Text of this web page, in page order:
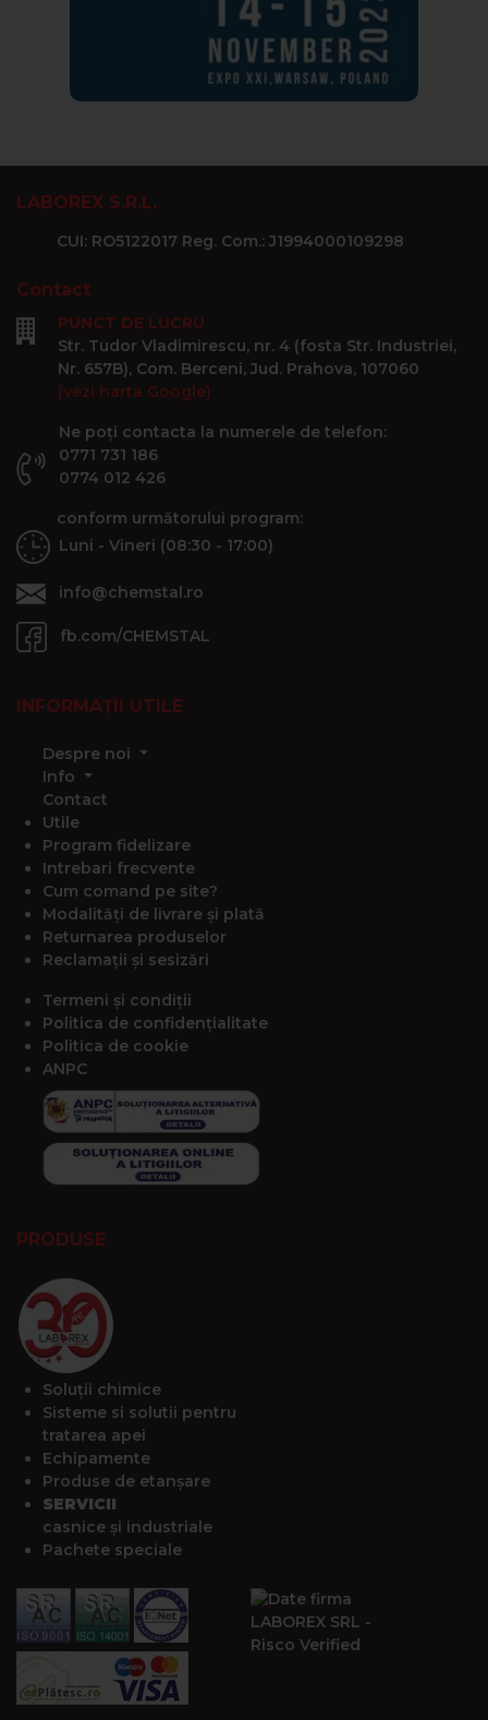
LABOREX S.R.L.
CUI: RO5122017 Reg. Com.: J1994000109298
Contact
PUNCT DE LUCRU
Str. Tudor Vladimirescu, nr. 4 (fosta Str. Industriei,
Nr. 657B), Com. Berceni, Jud. Prahova, 107060
(vezi harta Google)
Ne poți contacta la numerele de telefon:
0771 731 186
0774 012 426
conform următorului program:
Luni - Vineri (08:30 - 17:00)
info@chemstal.ro
fb.com/CHEMSTAL
INFORMAȚII UTILE
Despre noi
Info
Contact
Utile
Program fidelizare
Intrebari frecvente
Cum comand pe site?
Modalități de livrare și plată
Returnarea produselor
Reclamații și sesizări
Termeni și condiții
Politica de confidențialitate
Politica de cookie
ANPC
PRODUSE
Soluții chimice
Sisteme si solutii pentru
tratarea apei
Echipamente
Produse de etanșare
SERVICII
casnice și industriale
Pachete speciale